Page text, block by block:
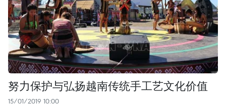
努力保护与弘扬越南传统手工艺文化价值
15/01/2019 10:00